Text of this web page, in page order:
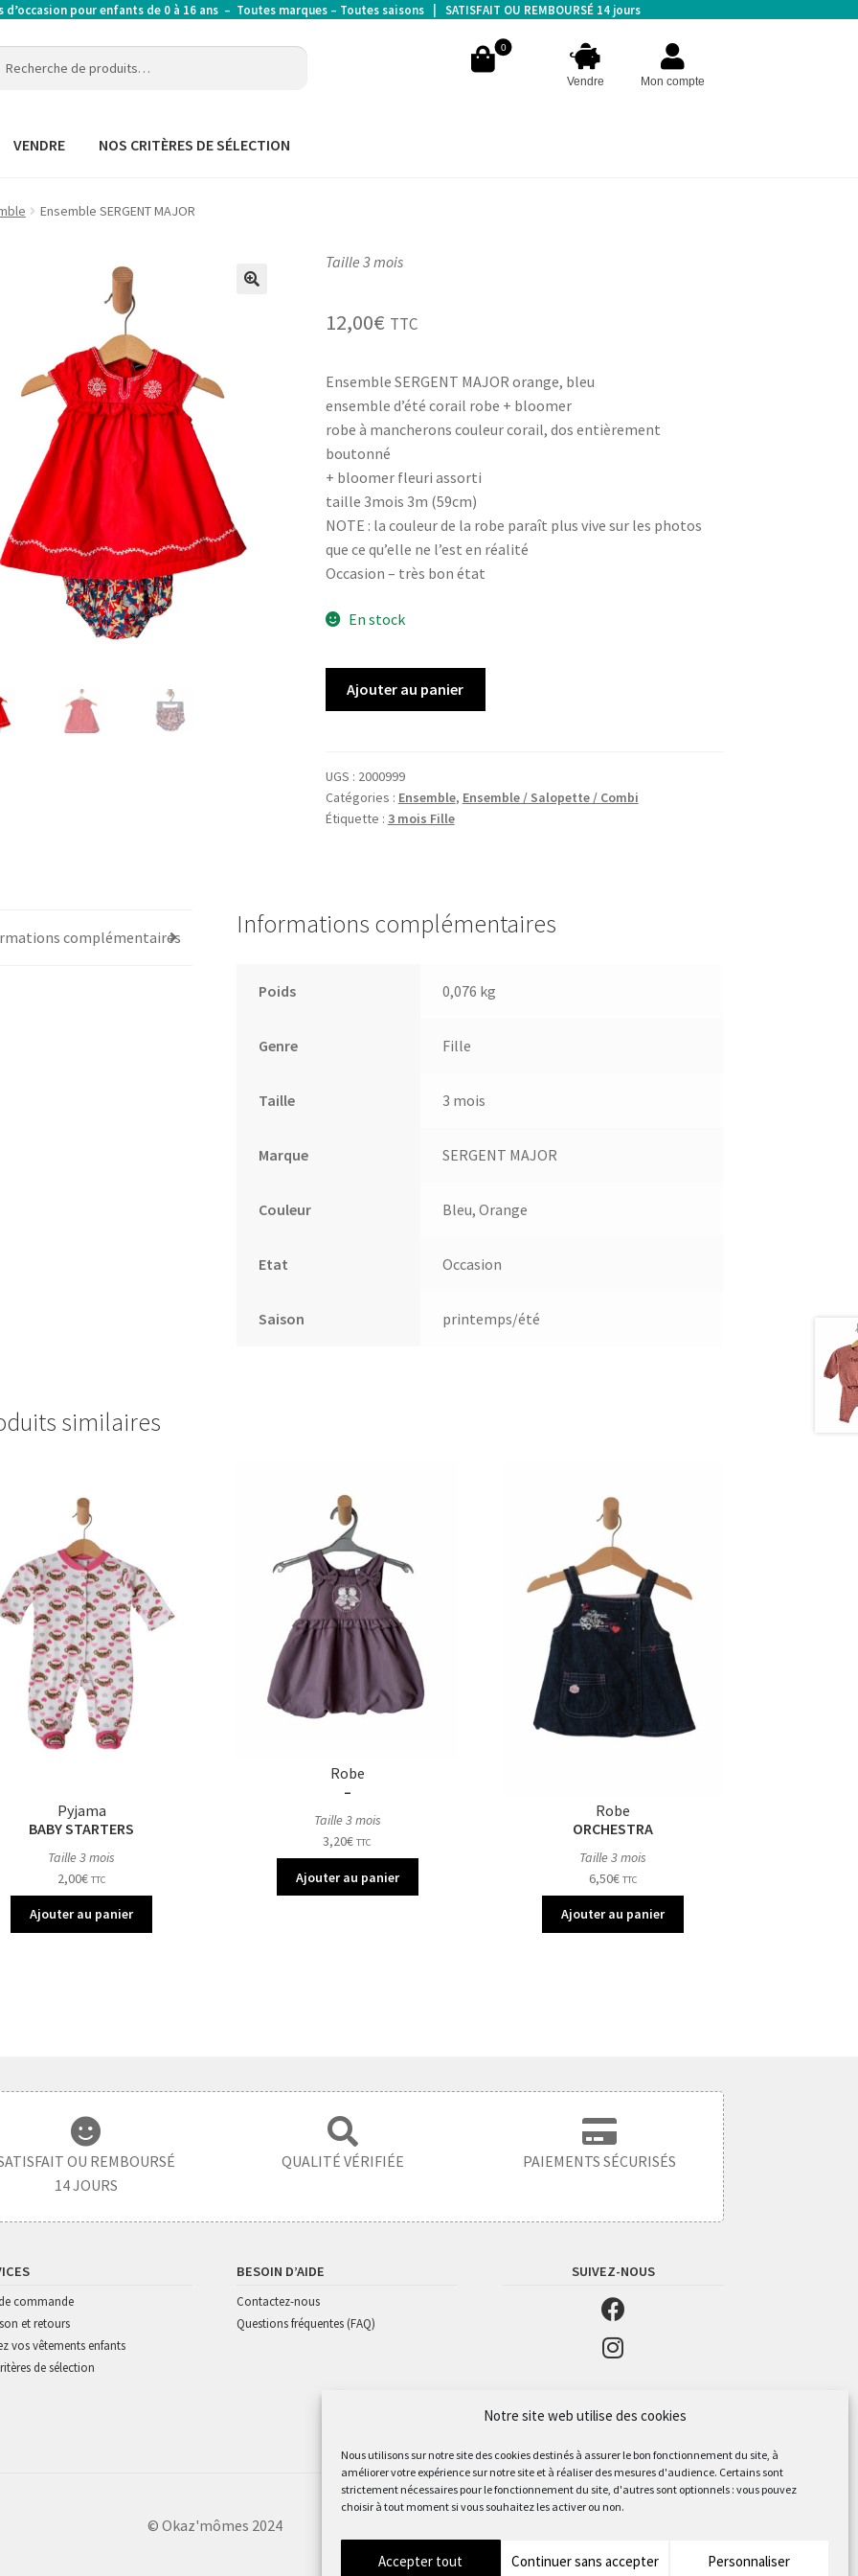
Notre site web utilise des cookies
Nous utilisons sur notre site des cookies destinés à assurer le bon fonctionnement du site, à
améliorer votre expérience sur notre site et à réaliser des mesures d'audience. Certains sont
strictement nécessaires pour le fonctionnement du site, d'autres sont optionnels : vous pouvez
choisir à tout moment si vous souhaitez les activer ou non.
Accepter tout Continuer sans accepter Personnaliser
d’occasion pour enfants de 0 à 16 ans – Toutes marques – Toutes saisons | SATISFAIT OU REMBOURSÉ 14 jours
0
Vendre Mon compte
VENDRE NOS CRITÈRES DE SÉLECTION
Ensemble SERGENT MAJOR
Taille 3 mois
12,00€ TTC
Ensemble SERGENT MAJOR orange, bleu
ensemble d’été corail robe + bloomer
robe à mancherons couleur corail, dos entièrement
boutonné
+ bloomer fleuri assorti
taille 3mois 3m (59cm)
NOTE : la couleur de la robe paraît plus vive sur les photos
que ce qu’elle ne l’est en réalité
Occasion – très bon état
En stock
MAJOR
Ajouter au panier
UGS : 2000999
Catégories : Ensemble, Ensemble / Salopette / Combi
Étiquette : 3 mois Fille
complémentaires Informations complémentaires
Poids 0,076 kg
Genre Fille
Taille 3 mois
Marque SERGENT MAJOR
Couleur Bleu, Orange
Etat Occasion
Saison printemps/été
similaires
Pyjama
BABY STARTERS
Taille 3 mois
2,00€ TTC
Ajouter au panier
Robe
–
Taille 3 mois
3,20€ TTC
Ajouter au panier
Robe
ORCHESTRA
Taille 3 mois
6,50€ TTC
Ajouter au panier
OU REMBOURSÉ
14 JOURS
QUALITÉ VÉRIFIÉE PAIEMENTS SÉCURISÉS
commande
et retours
vos vêtements enfants
de sélection
BESOIN D’AIDE
Contactez-nous
Questions fréquentes (FAQ)
SUIVEZ-NOUS
© Okaz'mômes 2024